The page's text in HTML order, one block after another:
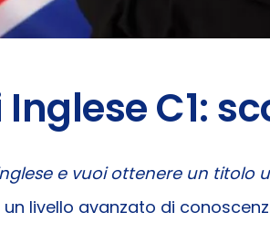
C1:
e vuoi ottenere un titolo
livello avanzato di